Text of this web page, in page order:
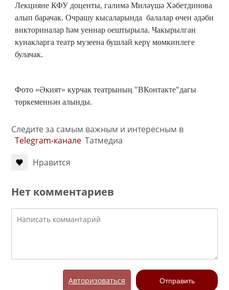
Лекцияне КФУ доценты, галимә Миләүшә Хәбетдинова
алып барачак. Очрашу кысаларында балалар өчен әдәби
викториналар һәм уеннар оештырыла. Чакырылган
кунакларга театр музеена бушлай керү мөмкинлеге
булачак.
Фото «Әкият» курчак театрының "ВКонтакте"дагы
төркеменнән алынды.
Следите за самым важным и интересным в
Telegram-канале Татмедиа
Нравится
Нет комментариев
Авторизоваться Отправить